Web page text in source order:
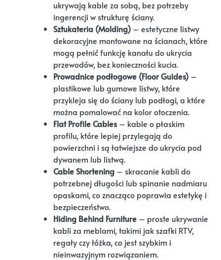
ukrywają kable za sobą, bez potrzeby
ingerencji w strukturę ściany.
Sztukateria (Molding) – estetyczne listwy
dekoracyjne montowane na ścianach, które
mogą pełnić funkcję kanału do ukrycia
przewodów, bez konieczności kucia.
Prowadnice podłogowe (Floor Guides) –
plastikowe lub gumowe listwy, które
przykleja się do ściany lub podłogi, a które
można pomalować na kolor otoczenia.
Flat Profile Cables– kable o płaskim
profilu, które lepiej przylegają do
powierzchni i są łatwiejsze do ukrycia pod
dywanem lub listwą.
Cable Shortening – skracanie kabli do
potrzebnej długości lub spinanie nadmiaru
opaskami, co znacząco poprawia estetykę i
bezpieczeństwo.
Hiding Behind Furniture – proste ukrywanie
kabli za meblami, takimi jak szafki RTV,
regały czy łóżka, co jest szybkim i
nieinwazyjnym rozwiązaniem.